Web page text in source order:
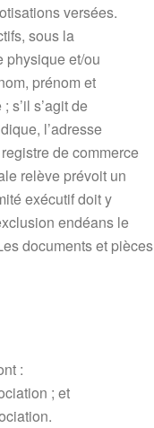
versées.
sous la
physique et/ou
prénom et
s’il s’agit de
l’adresse
de commerce
relève prévoit un
exécutif doit y
endéans le
documents et pièces
:
; et